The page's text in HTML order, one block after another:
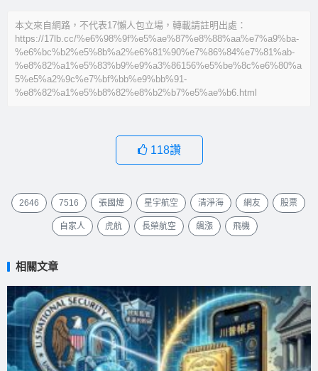
本文來自網路，不代表17懶人包立場，轉載請註明出處：
https://17lb.cc/%e6%98%9f%e5%ae%87%e8%88%aa%e7%a9%ba-
%e6%bc%b2%e5%8b%a2%e6%81%90%e7%86%84%e7%81%ab-
%e8%82%a1%e5%83%b9%e9%a3%86156%e5%be%8c%e6%80%a
5%e5%a2%9c%e7%bf%bb%e9%bb%91-
%e8%82%a1%e5%b8%82%e8%b2%b7%e5%ae%b6.html
118讚
2646 7516 張國煒 星宇航空 清淨海 網友 股票
自家人 虎航 長榮航空 飆漲 飛機
相關文章